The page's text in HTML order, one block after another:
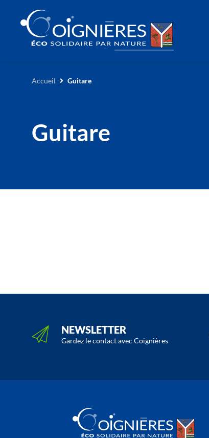
Accueil Guitare
Guitare
NEWSLETTER
Gardez le contact avec Coignières